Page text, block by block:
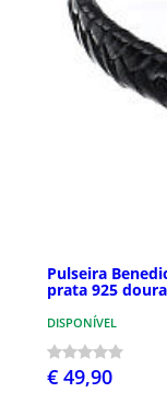
Pulseira
prata 925
DISPONÍVEL
€ 49,90